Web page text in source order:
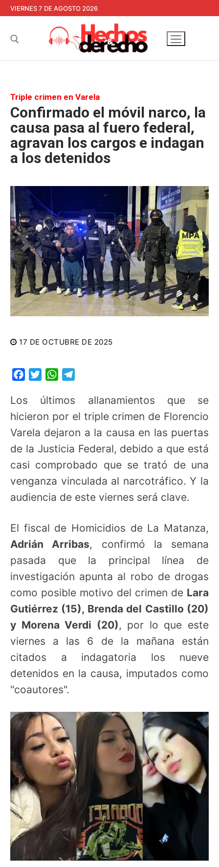
contenido
VIERNES 7 DE AGOSTO 2026
Triple crimen en Varela
Confirmado el móvil narco, la
causa pasa al fuero federal,
agravan los cargos e indagan
a los detenidos
17 DE OCTUBRE DE 2025
FacebookTwitterWhatsApp
Los últimos allanamientos que se
hicieron por el triple crimen de Florencio
Varela dejaron a la causa en las puertas
de la Justicia Federal, debido a que está
casi comprobado que se trató de una
venganza vinculada al narcotráfico. Y la
audiencia de este viernes será clave.
El fiscal de Homicidios de La Matanza,
Adrián Arribas, confirmó la semana
pasada que la principal línea de
investigación apunta al robo de drogas
como posible motivo del crimen de Lara
Gutiérrez (15), Brenda del Castillo (20)
y Morena Verdi (20), por lo que este
viernes a las 6 de la mañana están
citados a indagatoria los nueve
detenidos en la causa, imputados como
"coautores".